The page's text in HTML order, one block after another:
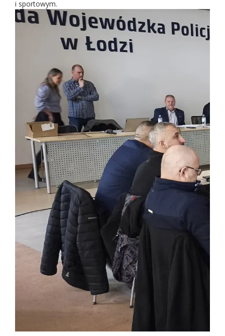
i sportowym.